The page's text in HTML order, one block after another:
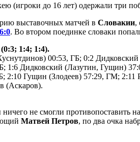
(игроки до 16 лет) одержали три
выставочных матчей в Словакии,
6:0. Во втором поединке словаки
1:4; 1:4).
00:53, ГБ; 0:2
Дидковский (Лазутин, Гущин)
2:10 Гущин (Злодеев) 57:29, ГМ; 2:11
(Аскаров).
ничего не смогли
Матвей Петров, по два очка